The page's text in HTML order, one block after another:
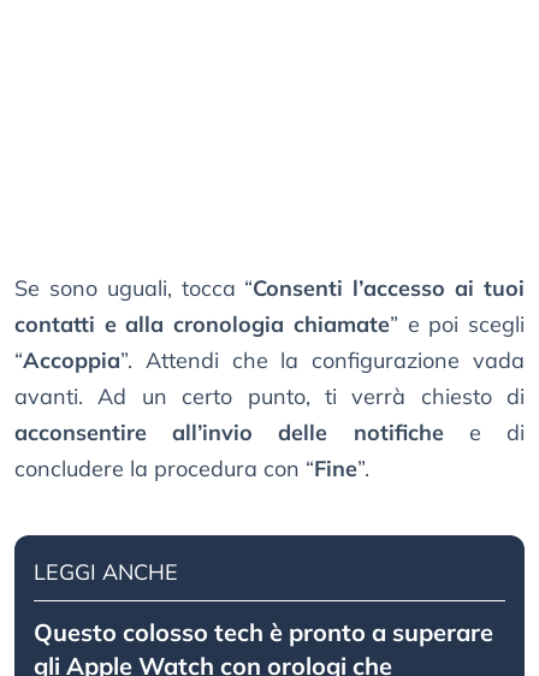
Se sono uguali, tocca “Consenti l’accesso ai tuoi
contatti e alla cronologia chiamate” e poi scegli
“Accoppia”. Attendi che la configurazione vada
avanti. Ad un certo punto, ti verrà chiesto di
acconsentire all’invio delle notifichee di
concludere la procedura con “Fine”.
LEGGI ANCHE
Questo colosso tech è pronto a superare
gli Apple Watch con orologi che